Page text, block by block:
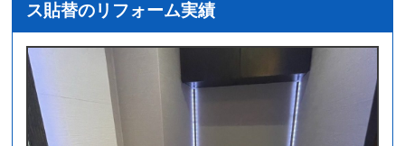
ス貼替のリフォーム実績